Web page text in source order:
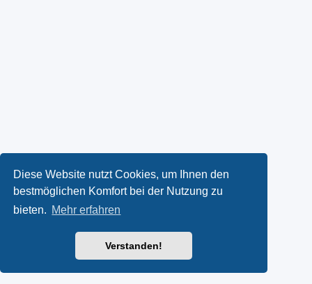
Diese Website nutzt Cookies, um Ihnen den
bestmöglichen Komfort bei der Nutzung zu
bieten. Mehr erfahren
Verstanden!